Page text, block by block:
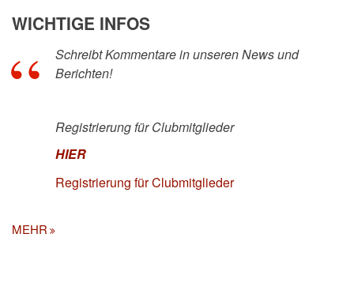
WICHTIGE INFOS
Schreibt Kommentare in unseren News und
Berichten!
Registrierung für Clubmitglieder
HIER
Registrierung für Clubmitglieder
MEHR